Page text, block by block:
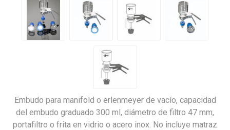
Embudo para manifold o erlenmeyer de vacío, capacidad
del embudo graduado 300 ml, diámetro de filtro 47 mm,
portafiltro o frita en vidrio o acero inox. No incluye matraz